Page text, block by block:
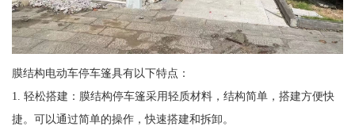
膜结构电动车停车篷具有以下特点：
1. 轻松搭建：膜结构停车篷采用轻质材料，结构简单，搭建方便快
捷。可以通过简单的操作，快速搭建和拆卸。